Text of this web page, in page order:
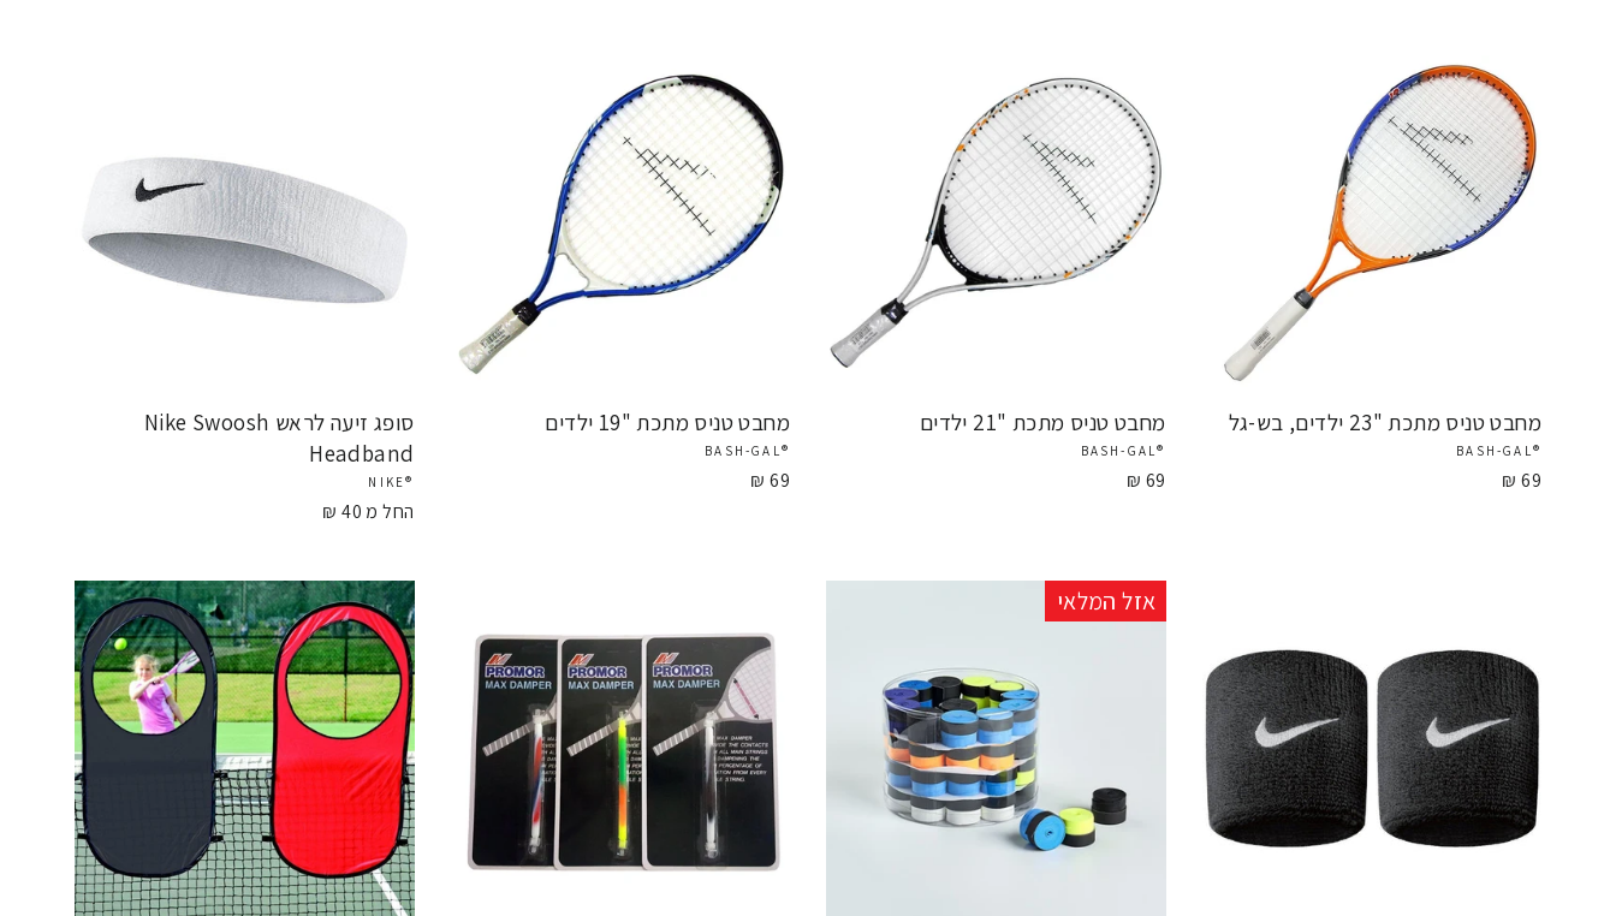
מחבט טניס מתכת "23 ילדים, בש-גל
®BASH-GAL
69 ₪
מחבט טניס מתכת "21 ילדים
®BASH-GAL
69 ₪
מחבט טניס מתכת "19 ילדים
®BASH-GAL
69 ₪
סופג זיעה לראש Nike Swoosh
Headband
®NIKE
החל מ 40 ₪
אזל המלאי